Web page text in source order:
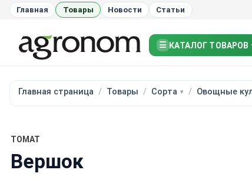
Главная Товары Новости Статьи
☰ КАТАЛОГ ТОВАРОВ
Главная страница Товары Сорта Овощные
ТОМАТ
Вершок